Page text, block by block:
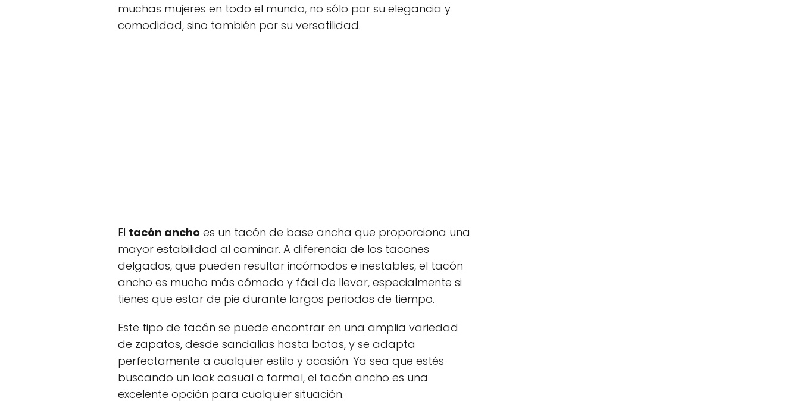
muchas mujeres en todo el mundo, no sólo por su elegancia y
comodidad, sino también por su versatilidad.
El tacón ancho es un tacón de base ancha que proporciona una
mayor estabilidad al caminar. A diferencia de los tacones
delgados, que pueden resultar incómodos e inestables, el tacón
ancho es mucho más cómodo y fácil de llevar, especialmente si
tienes que estar de pie durante largos periodos de tiempo.
Este tipo de tacón se puede encontrar en una amplia variedad
de zapatos, desde sandalias hasta botas, y se adapta
perfectamente a cualquier estilo y ocasión. Ya sea que estés
buscando un look casual o formal, el tacón ancho es una
excelente opción para cualquier situación.